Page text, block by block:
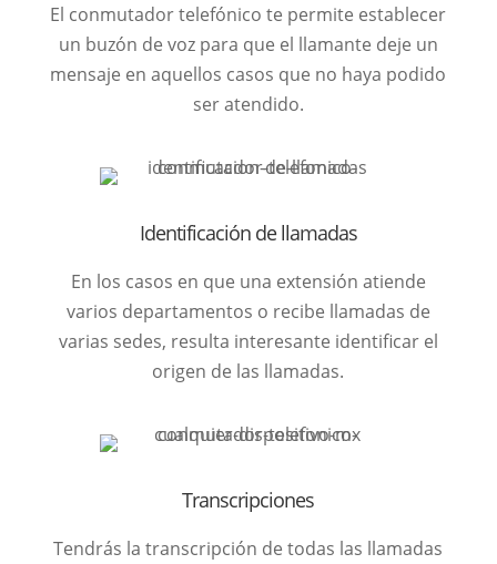
El conmutador telefónico te permite establecer
un buzón de voz para que el llamante deje un
mensaje en aquellos casos que no haya podido
ser atendido.
Identificación de llamadas
En los casos en que una extensión atiende
varios departamentos o recibe llamadas de
varias sedes, resulta interesante identificar el
origen de las llamadas.
Transcripciones
Tendrás la transcripción de todas las llamadas